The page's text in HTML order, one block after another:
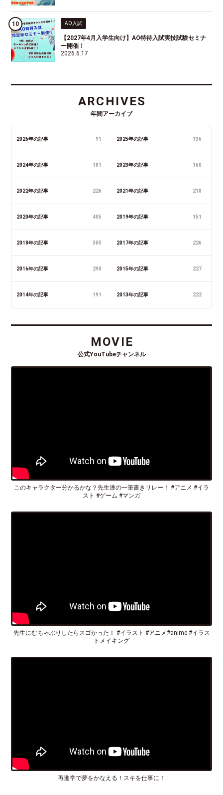
AO入試
【2027年4月入学生向け】AO特待入試実技試験セミナ
ー開催！
2026.6.17
ARCHIVES
年間アーカイブ
2026年の記事 91 2025年の記事 136
2024年の記事 181 2023年の記事 160
2022年の記事 226 2021年の記事 218
2020年の記事 405 2019年の記事 151
2018年の記事 305 2017年の記事 226
2016年の記事 290 2015年の記事 227
2014年の記事 191 2013年の記事 222
MOVIE
公式YouTubeチャンネル
このキャラクター分かるかな？先生達の一筆書きリレー！ #アニメ #イラ
スト #ゲーム #マンガ
先生にむちゃぶりしたらスゴかった！ #イラスト #アニメ#anime #イラス
トメイキング
再進学で夢をかなえる！スキを仕事に！